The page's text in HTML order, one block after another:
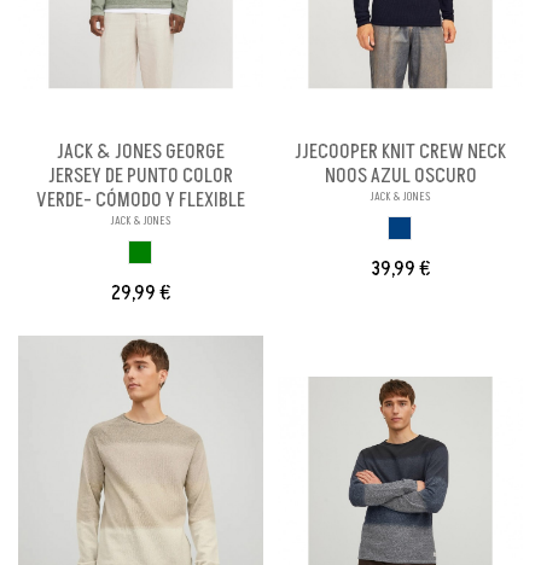
JACK & JONES GEORGE
JERSEY DE PUNTO COLOR
VERDE- CÓMODO Y FLEXIBLE
JACK & JONES
29,99 €
JJECOOPER KNIT CREW NECK
NOOS AZUL OSCURO
JACK & JONES
39,99 €